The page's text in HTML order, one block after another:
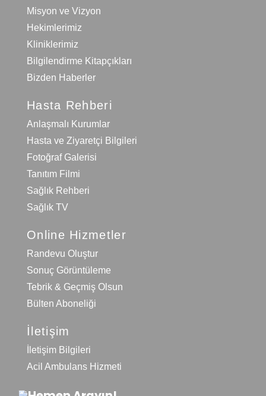
Misyon ve Vizyon
Hekimlerimiz
Kliniklerimiz
Bilgilendirme Kitapçıkları
Bizden Haberler
Hasta Rehberi
Anlaşmalı Kurumlar
Hasta ve Ziyaretçi Bilgileri
Fotoğraf Galerisi
Tanıtım Filmi
Sağlık Rehberi
Sağlık TV
Online Hizmetler
Randevu Oluştur
Sonuç Görüntüleme
Tebrik & Geçmiş Olsun
Bülten Aboneliği
İletişim
İletişim Bilgileri
Acil Ambulans Hizmeti